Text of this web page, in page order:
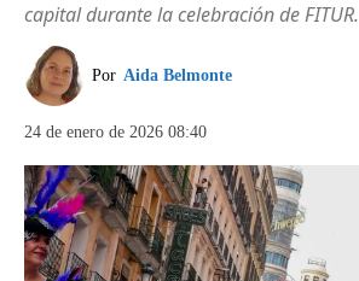
capital durante la celebración de FITUR.
Por Aida Belmonte
24 de enero de 2026 08:40